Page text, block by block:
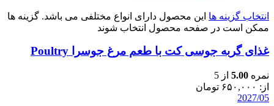
انتخاب گزینه ها این محصول دارای انواع مختلفی می باشد. گزینه ها
ممکن است در صفحه محصول انتخاب شوند
غذای گربه جوسی کت با طعم مرغ جوسرا Poultry
نمره 5.00 از 5
از: ۶۵۰,۰۰۰ تومان
2027/05